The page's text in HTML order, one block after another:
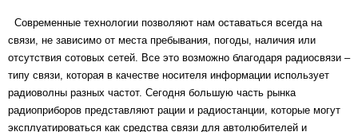
Современные технологии позволяют нам оставаться всегда на
связи, не зависимо от места пребывания, погоды, наличия или
отсутствия сотовых сетей. Все это возможно благодаря радиосвязи –
типу связи, которая в качестве носителя информации использует
радиоволны разных частот. Сегодня большую часть рынка
радиоприборов представляют рации и радиостанции, которые могут
эксплуатироваться как средства связи для автолюбителей и